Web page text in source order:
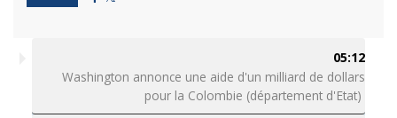
05:12
Washington annonce une aide d'un milliard de dollars
pour la Colombie (département d'Etat)